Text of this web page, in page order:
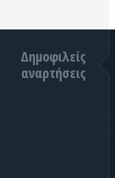
Δημοφιλείς
αναρτήσεις